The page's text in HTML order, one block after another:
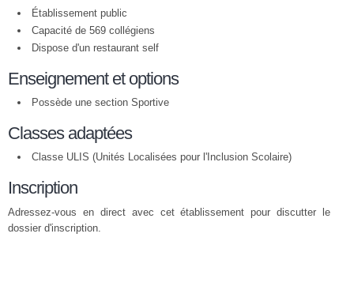
Établissement public
Capacité de 569 collégiens
Dispose d'un restaurant self
Enseignement et options
Possède une section Sportive
Classes adaptées
Classe ULIS (Unités Localisées pour l'Inclusion Scolaire)
Inscription
Adressez-vous en direct avec cet établissement pour discutter le
dossier d'inscription.